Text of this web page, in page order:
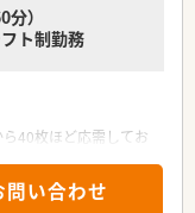
）
ト制勤務
40枚ほど応需してお
在籍しており、時間帯
す。
問い合わせ